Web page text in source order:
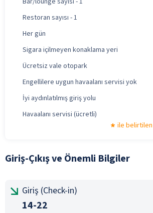
Restoran sayısı - 1
Her gün
Sigara içilmeyen konaklama yeri
Ücretsiz vale otopark
Engellilere uygun havaalanı servisi yok
İyi aydınlatılmış giriş yolu
Havaalanı servisi (ücretli)
ile
Giriş-Çıkış ve Önemli Bilgiler
Giriş (Check-in)
14-22